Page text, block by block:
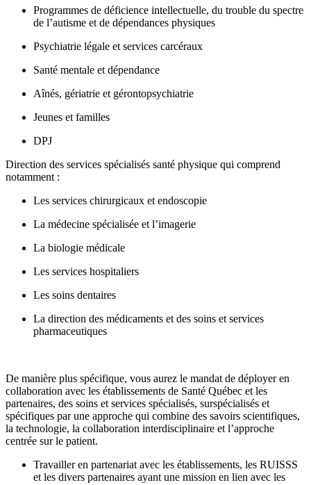
Programmes de déficience intellectuelle, du trouble du spectre
de l’autisme et de dépendances physiques
Psychiatrie légale et services carcéraux
Santé mentale et dépendance
Aînés, gériatrie et gérontopsychiatrie
Jeunes et familles
DPJ
Direction des services spécialisés santé physique qui comprend
notamment :
Les services chirurgicaux et endoscopie
La médecine spécialisée et l’imagerie
La biologie médicale
Les services hospitaliers
Les soins dentaires
La direction des médicaments et des soins et services
pharmaceutiques
De manière plus spécifique, vous aurez le mandat de déployer en
collaboration avec les établissements de Santé Québec et les
partenaires, des soins et services spécialisés, surspécialisés et
spécifiques par une approche qui combine des savoirs scientifiques,
la technologie, la collaboration interdisciplinaire et l’approche
centrée sur le patient.
Travailler en partenariat avec les établissements, les RUISSS
et les divers partenaires ayant une mission en lien avec les